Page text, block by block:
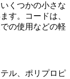
くつかの小さな
す。コードは、
の使用などの軽
ル、ポリプロピ